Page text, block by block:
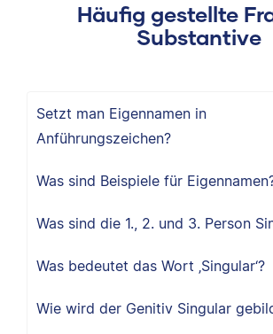
Häufig gestellte
Substantive
Setzt man Eigennamen in
Anführungszeichen?
Was sind Beispiele für
Was sind die 1., 2. und 3. Person
Was bedeutet das Wort ‚Singular‘?
Wie wird der Genitiv Singular